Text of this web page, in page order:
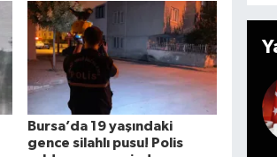
Bursa’da 19 yaşındaki
gence silahlı pusu! Polis